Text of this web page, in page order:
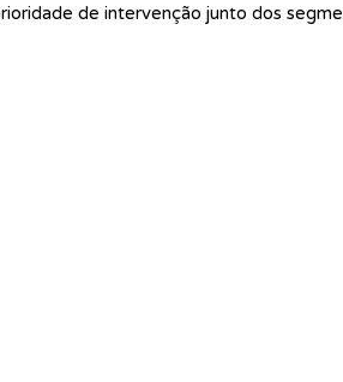
de intervenção junto dos